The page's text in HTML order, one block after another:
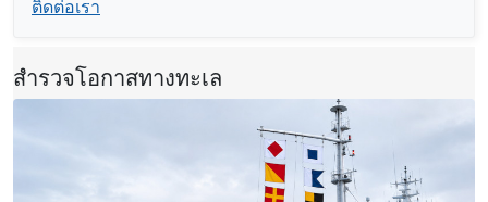
ติดต่อเรา
สำรวจโอกาสทางทะเล